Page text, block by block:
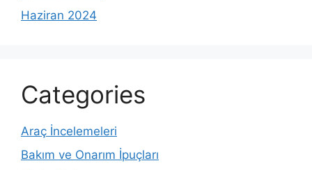
Haziran 2024
Categories
Araç İncelemeleri
Bakım ve Onarım İpuçları